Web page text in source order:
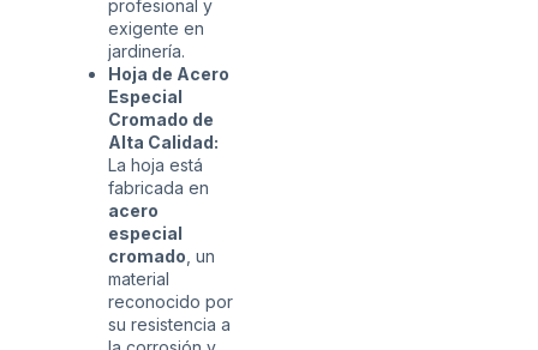
profesional y
exigente en
jardinería.
Hoja de Acero
Especial
Cromado de
Alta Calidad:
La hoja está
fabricada en
acero
especial
cromado , un
material
reconocido por
su resistencia a